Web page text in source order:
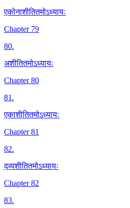
एकोनाशीतितमोऽध्यायः
Chapter 79
80.
अशीतितमोऽध्यायः
Chapter 80
81.
एकाशीतितमोऽध्यायः
Chapter 81
82.
द्व्यशीतितमोऽध्यायः
Chapter 82
83.